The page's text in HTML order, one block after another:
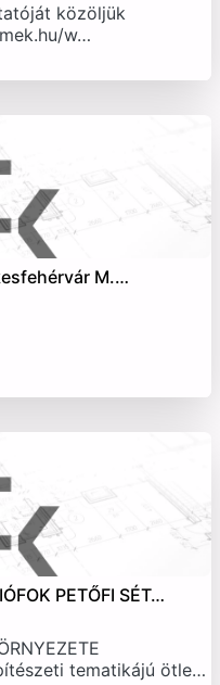
közöljük
w…
M.…
PETŐFI SÉT…
tematikájú ötle…